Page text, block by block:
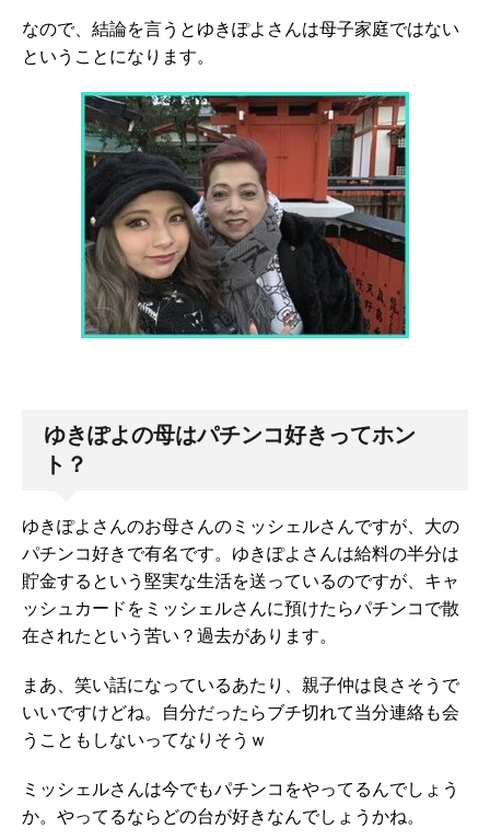
なので、結論を言うとゆきぽよさんは母子家庭ではない
ということになります。
ゆきぽよの母はパチンコ好きってホン
ト？
ゆきぽよさんのお母さんのミッシェルさんですが、大の
パチンコ好きで有名です。ゆきぽよさんは給料の半分は
貯金するという堅実な生活を送っているのですが、キャ
ッシュカードをミッシェルさんに預けたらパチンコで散
在されたという苦い？過去があります。
まあ、笑い話になっているあたり、親子仲は良さそうで
いいですけどね。自分だったらブチ切れて当分連絡も会
うこともしないってなりそうｗ
ミッシェルさんは今でもパチンコをやってるんでしょう
か。やってるならどの台が好きなんでしょうかね。